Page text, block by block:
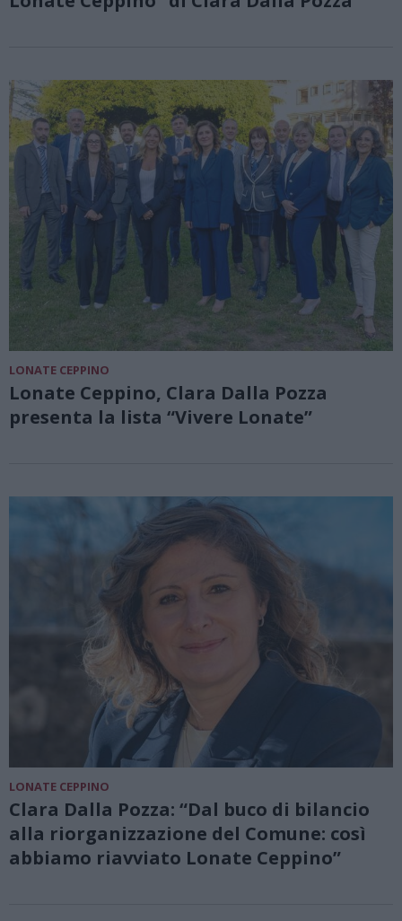
LONATE CEPPINO
Lonate Ceppino, Clara Dalla Pozza
presenta la lista “Vivere Lonate”
LONATE CEPPINO
Clara Dalla Pozza: “Dal buco di bilancio
alla riorganizzazione del Comune: così
abbiamo riavviato Lonate Ceppino”